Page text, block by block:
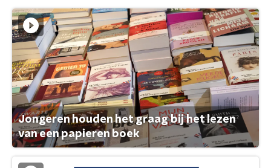
Jongeren houden het graag bij het lezen
van een papieren boek